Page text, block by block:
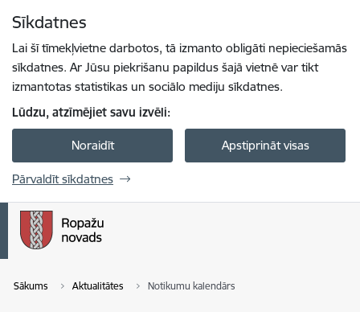
Sīkdatnes
Lai šī tīmekļvietne darbotos, tā izmanto obligāti nepieciešamās
sīkdatnes. Ar Jūsu piekrišanu papildus šajā vietnē var tikt
izmantotas statistikas un sociālo mediju sīkdatnes.
Lūdzu, atzīmējiet savu izvēli:
Noraidīt Apstiprināt visas
Pārvaldīt sīkdatnes
Sākums Aktualitātes Notikumu kalendārs